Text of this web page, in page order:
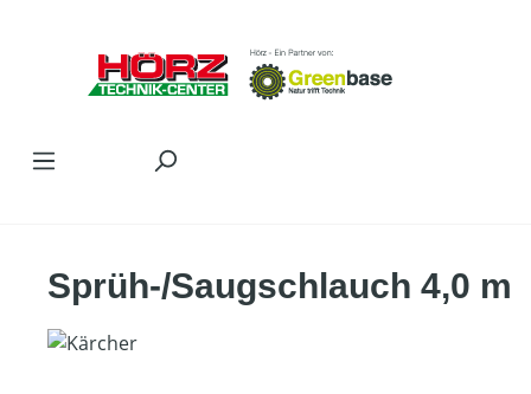
Sprüh-/Saugschlauch 4,0 m